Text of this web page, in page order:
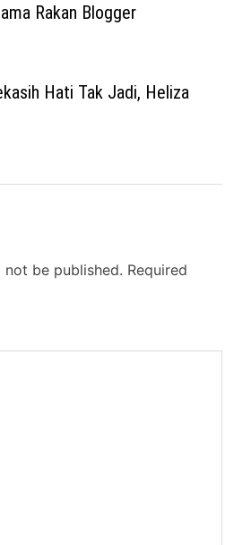
Rakan Blogger
Hati Tak Jadi, Heliza
not be published. Required